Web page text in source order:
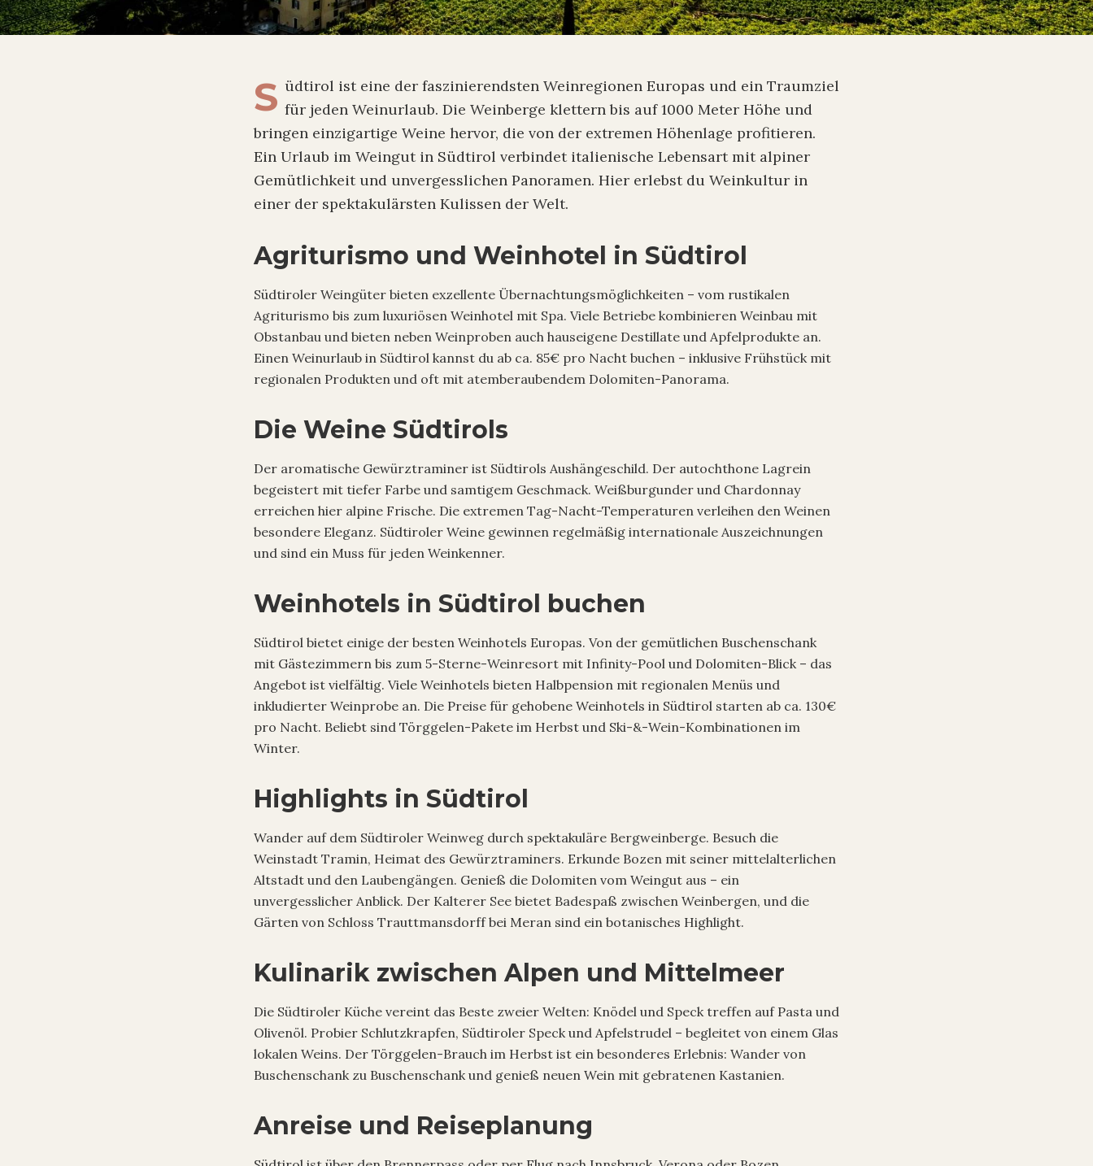
S üdtirol ist eine der faszinierendsten Weinregionen Europas und ein Traumziel
für jeden Weinurlaub. Die Weinberge klettern bis auf 1000 Meter Höhe und
bringen einzigartige Weine hervor, die von der extremen Höhenlage profitieren.
Ein Urlaub im Weingut in Südtirol verbindet italienische Lebensart mit alpiner
Gemütlichkeit und unvergesslichen Panoramen. Hier erlebst du Weinkultur in
einer der spektakulärsten Kulissen der Welt.
Agriturismo und Weinhotel in Südtirol
Südtiroler Weingüter bieten exzellente Übernachtungsmöglichkeiten – vom rustikalen
Agriturismo bis zum luxuriösen Weinhotel mit Spa. Viele Betriebe kombinieren Weinbau mit
Obstanbau und bieten neben Weinproben auch hauseigene Destillate und Apfelprodukte an.
Einen Weinurlaub in Südtirol kannst du ab ca. 85€ pro Nacht buchen – inklusive Frühstück mit
regionalen Produkten und oft mit atemberaubendem Dolomiten-Panorama.
Die Weine Südtirols
Der aromatische Gewürztraminer ist Südtirols Aushängeschild. Der autochthone Lagrein
begeistert mit tiefer Farbe und samtigem Geschmack. Weißburgunder und Chardonnay
erreichen hier alpine Frische. Die extremen Tag-Nacht-Temperaturen verleihen den Weinen
besondere Eleganz. Südtiroler Weine gewinnen regelmäßig internationale Auszeichnungen
und sind ein Muss für jeden Weinkenner.
Weinhotels in Südtirol buchen
Südtirol bietet einige der besten Weinhotels Europas. Von der gemütlichen Buschenschank
mit Gästezimmern bis zum 5-Sterne-Weinresort mit Infinity-Pool und Dolomiten-Blick – das
Angebot ist vielfältig. Viele Weinhotels bieten Halbpension mit regionalen Menüs und
inkludierter Weinprobe an. Die Preise für gehobene Weinhotels in Südtirol starten ab ca. 130€
pro Nacht. Beliebt sind Törggelen-Pakete im Herbst und Ski-&-Wein-Kombinationen im
Winter.
Highlights in Südtirol
Wander auf dem Südtiroler Weinweg durch spektakuläre Bergweinberge. Besuch die
Weinstadt Tramin, Heimat des Gewürztraminers. Erkunde Bozen mit seiner mittelalterlichen
Altstadt und den Laubengängen. Genieß die Dolomiten vom Weingut aus – ein
unvergesslicher Anblick. Der Kalterer See bietet Badespaß zwischen Weinbergen, und die
Gärten von Schloss Trauttmansdorff bei Meran sind ein botanisches Highlight.
Kulinarik zwischen Alpen und Mittelmeer
Die Südtiroler Küche vereint das Beste zweier Welten: Knödel und Speck treffen auf Pasta und
Olivenöl. Probier Schlutzkrapfen, Südtiroler Speck und Apfelstrudel – begleitet von einem Glas
lokalen Weins. Der Törggelen-Brauch im Herbst ist ein besonderes Erlebnis: Wander von
Buschenschank zu Buschenschank und genieß neuen Wein mit gebratenen Kastanien.
Anreise und Reiseplanung